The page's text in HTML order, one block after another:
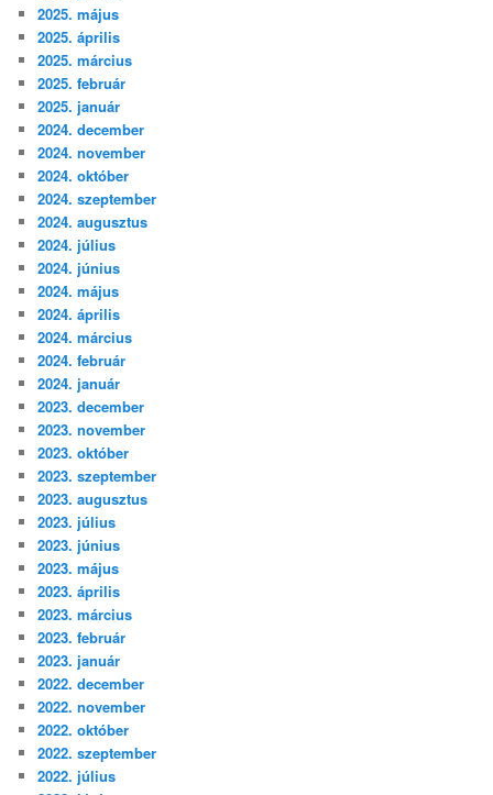
2025. május
2025. április
2025. március
2025. február
2025. január
2024. december
2024. november
2024. október
2024. szeptember
2024. augusztus
2024. július
2024. június
2024. május
2024. április
2024. március
2024. február
2024. január
2023. december
2023. november
2023. október
2023. szeptember
2023. augusztus
2023. július
2023. június
2023. május
2023. április
2023. március
2023. február
2023. január
2022. december
2022. november
2022. október
2022. szeptember
2022. július